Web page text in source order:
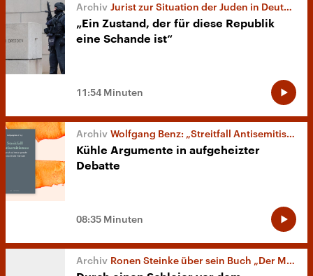
Jurist zur Situation der Juden in Deutschland
„Ein Zustand, der für diese Republik
eine Schande ist“
11:54 Minuten
Wolfgang Benz: „Streitfall Antisemitismus“
Kühle Argumente in aufgeheizter
Debatte
08:35 Minuten
Ronen Steinke über sein Buch „Der Muslim und die Jüdin“